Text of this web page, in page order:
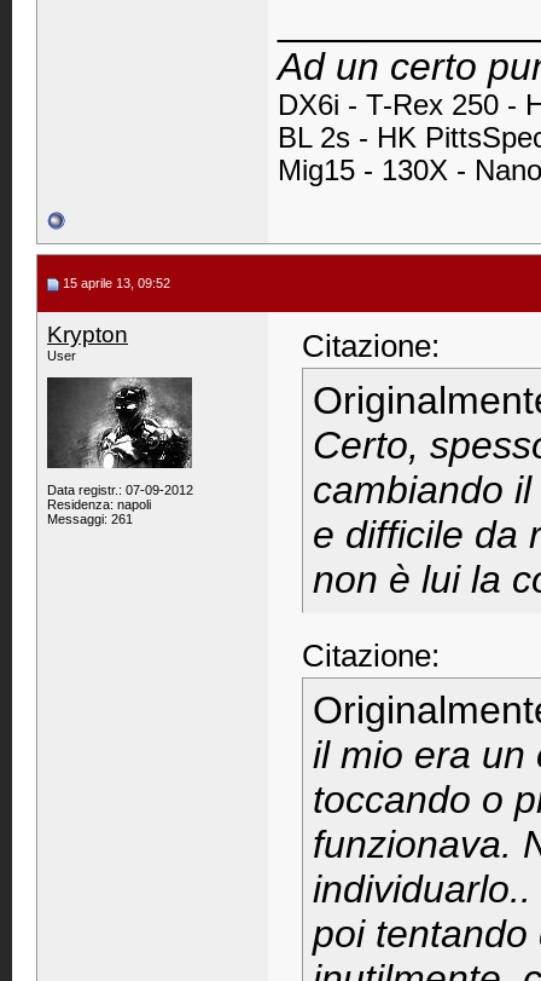
Ad un certo
DX6i - T-Rex 250 -
BL 2s - HK
Mig15 - 130X -
15 aprile 13, 09:52
Krypton
User
Data registr.: 07-09-2012
Residenza: napoli
Messaggi: 261
Citazione:
Certo,
cambiando
e difficile da
non è lui la
Citazione:
il mio era un
toccando o
funzionava.
poi tentando